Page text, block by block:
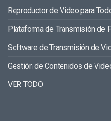
Reproductor de Video para
Plataforma de Transmisión de
Software de Transmisión de
Gestión de Contenidos de
VER TODO